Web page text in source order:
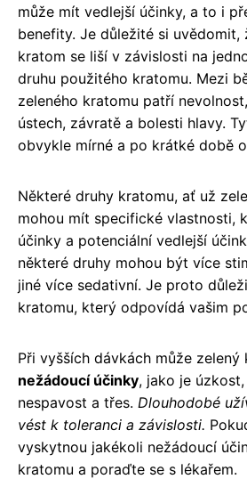
může mít vedlejší účinky, a to i
benefity. Je důležité si uvědomit,
kratom se liší v závislosti na
druhu použitého kratomu. Mezi
zeleného kratomu patří
ústech, závratě a bolesti hlavy.
obvykle mírné a po krátké době
Některé druhy kratomu, ať už
mohou mít specifické vlastnosti,
účinky a potenciální vedlejší
některé druhy mohou být více
jiné více sedativní. Je proto
kratomu, který odpovídá vašim
Při vyšších dávkách může
nežádoucí účinky, jako je
nespavost a třes. Dlouhodobé
vést k toleranci a závislosti.
vyskytnou jakékoli nežádoucí
kratomu a poraďte se s lékařem.